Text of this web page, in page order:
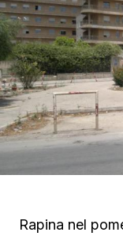
Rapina nel